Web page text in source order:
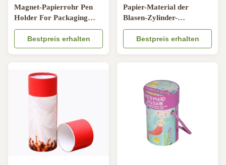
Magnet-Papierrohr Pen
Holder For Packaging
CMYK druckte
Bestpreis erhalten
Papier-Material der
Blasen-Zylinder-
Papierröhrenverpackungs-
A4 für Pen Presentation
Bestpreis erhalten